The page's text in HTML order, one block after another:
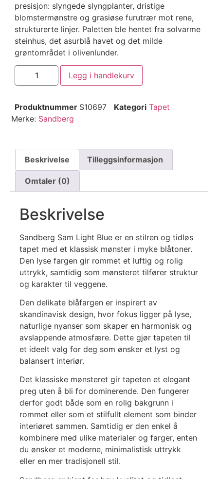
presisjon: slyngede slyngplanter, dristige
blomstermønstre og grasiøse furutrær mot rene,
strukturerte linjer. Paletten ble hentet fra solvarme
steinhus, det asurblå havet og det milde
grøntområdet i olivenlunder.
Legg i handlekurv
Produktnummer S10697 Kategori Tapet
Merke: Sandberg
Beskrivelse Tilleggsinformasjon
Omtaler (0)
Beskrivelse
Sandberg Sam Light Blue er en stilren og tidløs
tapet med et klassisk mønster i myke blåtoner.
Den lyse fargen gir rommet et luftig og rolig
uttrykk, samtidig som mønsteret tilfører struktur
og karakter til veggene.
Den delikate blåfargen er inspirert av
skandinavisk design, hvor fokus ligger på lyse,
naturlige nyanser som skaper en harmonisk og
avslappende atmosfære. Dette gjør tapeten til
et ideelt valg for deg som ønsker et lyst og
balansert interiør.
Det klassiske mønsteret gir tapeten et elegant
preg uten å bli for dominerende. Den fungerer
derfor godt både som en rolig bakgrunn i
rommet eller som et stilfullt element som binder
interiøret sammen. Samtidig er den enkel å
kombinere med ulike materialer og farger, enten
du ønsker et moderne, minimalistisk uttrykk
eller en mer tradisjonell stil.